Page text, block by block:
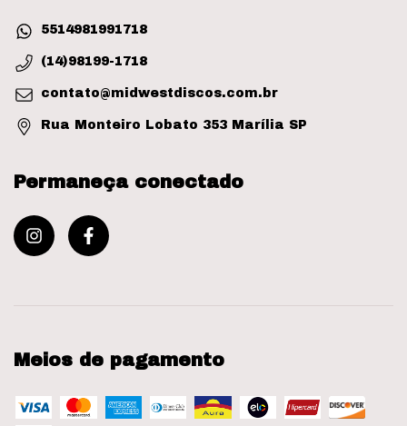
5514981991718
(14)98199-1718
contato@midwestdiscos.com.br
Rua Monteiro Lobato 353 Marília SP
Permaneça conectado
Meios de pagamento